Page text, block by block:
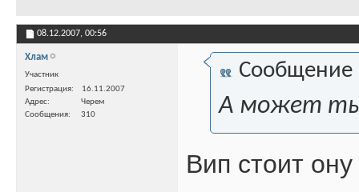
08.12.2007, 00:56
Хлам
Участник
Регистрация
16.11.2007
Адрес
Черем
Сообщения
310
Сообщение
А может ты
Вип стоит